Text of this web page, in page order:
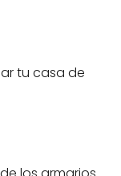
tu casa de